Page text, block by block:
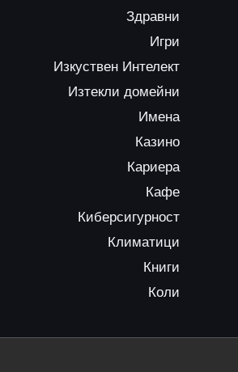
Здравни
Игри
Изкуствен Интелект
Изтекли домейни
Имена
Казино
Кариера
Кафе
Киберсигурност
Климатици
Книги
Коли